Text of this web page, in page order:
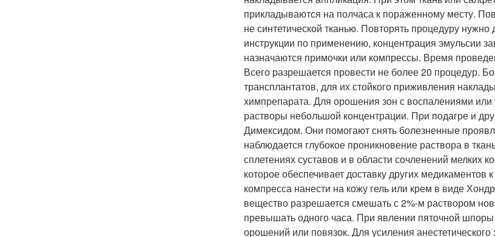
прикладываются на полчаса к пораженному месту.
не синтетической тканью. Повторять процедуру
инструкции по применению, концентрация эмульсии
назначаются примочки или компрессы. Время
Всего разрешается провести не более 20 процедур.
трансплантатов, для их стойкого приживления
химпрепарата. Для орошения зон с воспалениями или
растворы небольшой концентрации. При подагре и
Димексидом. Они помогают снять болезненные
наблюдается глубокое проникновение раствора в
сплетениях суставов и в области сочленений мелких
которое обеспечивает доставку других
компресса нанести на кожу гель или крем в виде
вещество разрешается смешать с 2%-м раствором
превышать одного часа. При явлении пяточной
орошений или повязок. Для усиления